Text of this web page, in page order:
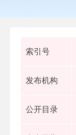
索引号
发布机构
公开目录